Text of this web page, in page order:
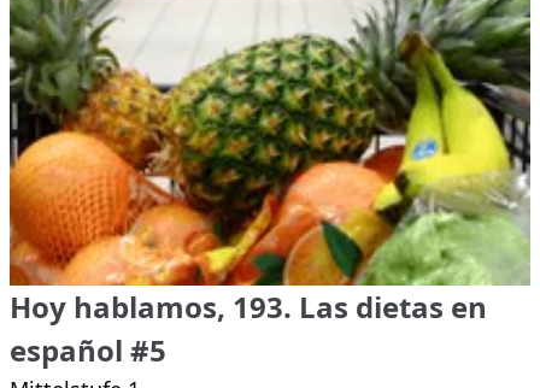
Hoy hablamos, 193. Las dietas en
español #5